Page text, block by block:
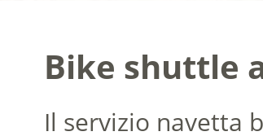
Bike shuttle
Il servizio navetta